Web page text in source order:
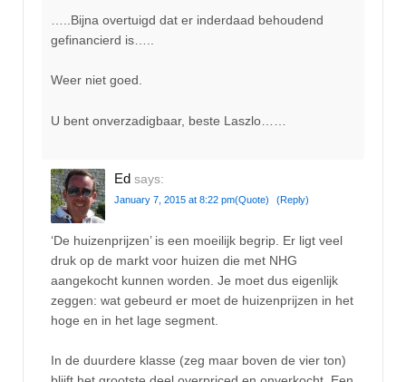
…..Bijna overtuigd dat er inderdaad behoudend
gefinancierd is…..
Weer niet goed.
U bent onverzadigbaar, beste Laszlo……
Ed says:
January 7, 2015 at 8:22 pm(Quote) (Reply)
‘De huizenprijzen’ is een moeilijk begrip. Er ligt veel
druk op de markt voor huizen die met NHG
aangekocht kunnen worden. Je moet dus eigenlijk
zeggen: wat gebeurd er moet de huizenprijzen in het
hoge en in het lage segment.
In de duurdere klasse (zeg maar boven de vier ton)